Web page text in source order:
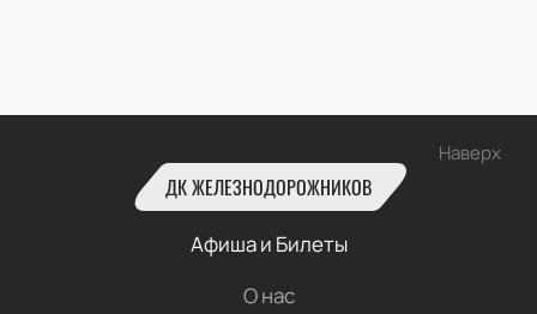
Наверх
ДК ЖЕЛЕЗНОДОРОЖНИКОВ
Афиша и Билеты
О нас